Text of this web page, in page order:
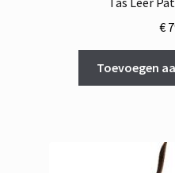
€
Toevoegen